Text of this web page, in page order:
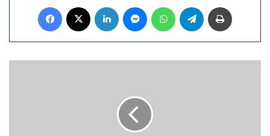
Facebook LinkedIn MessengerWhatsAppTelegram